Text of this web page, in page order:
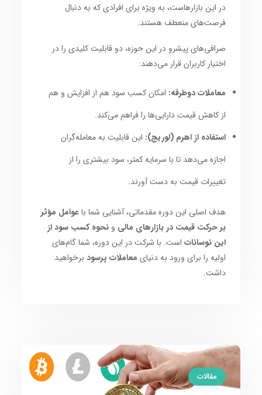
در این بازارهاست، به ویژه برای افرادی که به دنبال
فرصت‌های منعطف هستند.
صرافی‌های پیشرو در این حوزه، دو قابلیت کلیدی را در
اختیار کاربران قرار می‌دهند:
معاملات دوطرفه: امکان کسب سود هم از افزایش و هم
از کاهش قیمت دارایی‌ها را فراهم می‌کند.
استفاده از اهرم (لوریج): این قابلیت به معامله‌گران
اجازه می‌دهد تا با سرمایه کمتر، سود بیشتری را از
تغییرات قیمت به دست آورند.
هدف اصلی این دوره مقدماتی، آشنایی شما باعوامل مؤثر
بر حرکت قیمت در بازارهای مالی ونحوه کسب سود از
این نوسانات است. با شرکت در این دوره، شما گام‌های
اولیه را برای ورود به دنیای معاملات پرسود برخواهید
داشت.
مقالات